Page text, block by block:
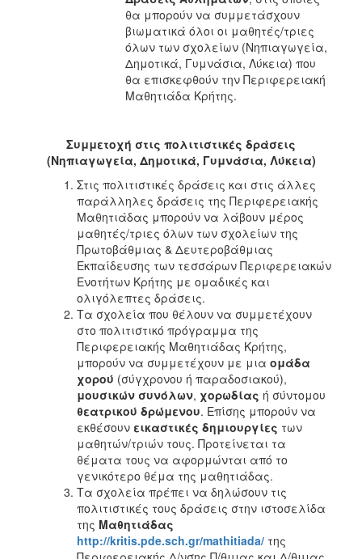
θα μπορούν να συμμετάσχουν
βιωματικά όλοι οι μαθητές/τριες
όλων των σχολείων (Νηπιαγωγεία,
Δημοτικά, Γυμνάσια, Λύκεια) που
θα επισκεφθούν την Περιφερειακή
Μαθητιάδα Κρήτης.
Συμμετοχή στις πολιτιστικές δράσεις
(Νηπιαγωγεία, Δημοτικά, Γυμνάσια, Λύκεια)
Στις πολιτιστικές δράσεις και στις άλλες
παράλληλες δράσεις της Περιφερειακής
Μαθητιάδας μπορούν να λάβουν μέρος
μαθητές/τριες όλων των σχολείων της
Πρωτοβάθμιας & Δευτεροβάθμιας
Εκπαίδευσης των τεσσάρων Περιφερειακών
Ενοτήτων Κρήτης με ομαδικές και
ολιγόλεπτες δράσεις.
Τα σχολεία που θέλουν να συμμετέχουν
στο πολιτιστικό πρόγραμμα της
Περιφερειακής Μαθητιάδας Κρήτης,
μπορούν να συμμετέχουν με μια ομάδα
χορού (σύγχρονου ή παραδοσιακού),
μουσικών συνόλων, χορωδίας ή σύντομου
θεατρικού δρώμενου. Επίσης μπορούν να
εκθέσουν εικαστικές δημιουργίες των
μαθητών/τριών τους. Προτείνεται τα
θέματα τους να αφορμώνται από το
γενικότερο θέμα της μαθητιάδας.
Τα σχολεία πρέπει να δηλώσουν τις
πολιτιστικές τους δράσεις στην ιστοσελίδα
της Μαθητιάδας
http://kritis.pde.sch.gr/mathitiada/ της